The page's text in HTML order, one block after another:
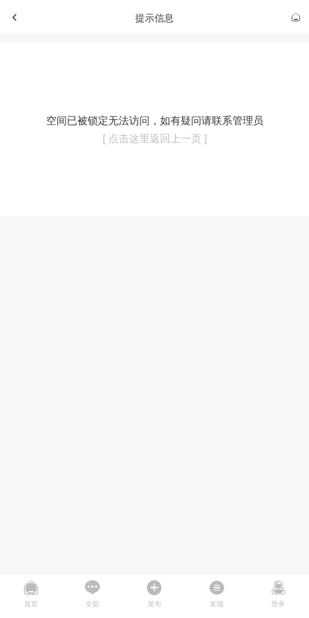
提示信息
空间已被锁定无法访问，如有疑问请联系管理员
[ 点击这里返回上一页 ]
首页 全部 发布 发现 登录